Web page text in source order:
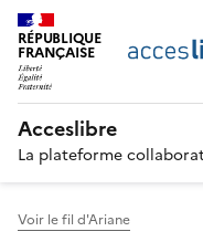
RÉPUBLIQUE
FRANÇAISE
Acceslibre
La plateforme
Voir le fil d'Ariane